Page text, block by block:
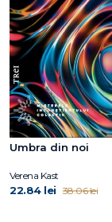
Umbra din noi
Verena Kast
22.84 lei 38.06 lei